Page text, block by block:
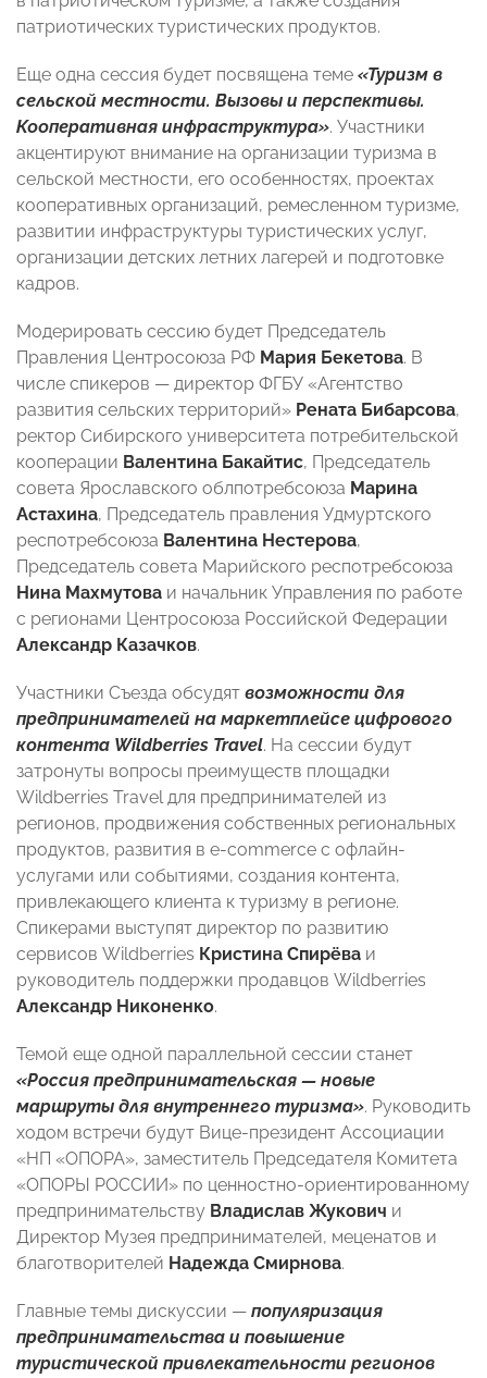
патриотических туристических продуктов.
Еще одна сессия будет посвящена теме «Туризм в
сельской местности. Вызовы и перспективы.
Кооперативная инфраструктура». Участники
акцентируют внимание на организации туризма в
сельской местности, его особенностях, проектах
кооперативных организаций, ремесленном туризме,
развитии инфраструктуры туристических услуг,
организации детских летних лагерей и подготовке
кадров.
Модерировать сессию будет Председатель
Правления Центросоюза РФ Мария Бекетова. В
числе спикеров — директор ФГБУ «Агентство
развития сельских территорий» Рената Бибарсова,
ректор Сибирского университета потребительской
кооперации Валентина Бакайтис, Председатель
совета Ярославского облпотребсоюза Марина
Астахина, Председатель правления Удмуртского
респотребсоюза Валентина Нестерова,
Председатель совета Марийского респотребсоюза
Нина Махмутова и начальник Управления по работе
с регионами Центросоюза Российской Федерации
Александр Казачков.
Участники Съезда обсудят возможности для
предпринимателей на маркетплейсе цифрового
контента Wildberries Travel. На сессии будут
затронуты вопросы преимуществ площадки
Wildberries Travel для предпринимателей из
регионов, продвижения собственных региональных
продуктов, развития в e-commerce с офлайн-
услугами или событиями, создания контента,
привлекающего клиента к туризму в регионе.
Спикерами выступят директор по развитию
сервисов Wildberries Кристина Спирёва и
руководитель поддержки продавцов Wildberries
Александр Никоненко.
Темой еще одной параллельной сессии станет
«Россия предпринимательская — новые
маршруты для внутреннего туризма». Руководить
ходом встречи будут Вице-президент Ассоциации
«НП «ОПОРА», заместитель Председателя Комитета
«ОПОРЫ РОССИИ» по ценностно-ориентированному
предпринимательству Владислав Жукович и
Директор Музея предпринимателей, меценатов и
благотворителей Надежда Смирнова.
Главные темы дискуссии — популяризация
предпринимательства и повышение
туристической привлекательности регионов